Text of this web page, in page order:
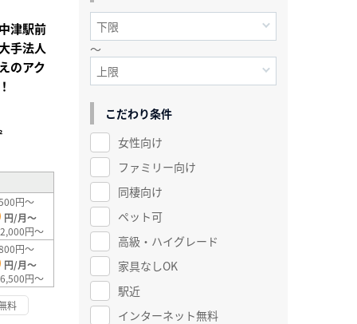
津駅前
手法人
のアク
円～
円/月～
円～
円～
円/月～
円～
料
～
こだわり条件
女性向け
ファミリー向け
同棲向け
ペット可
高級・ハイグレード
家具なしOK
駅近
インターネット無料